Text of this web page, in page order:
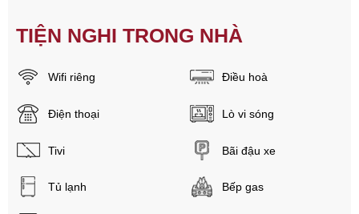
TIỆN NGHI TRONG NHÀ
Wifi riêng Điều hoà
Điện thoại Lò vi sóng
Tivi Bãi đậu xe
Tủ lạnh Bếp gas